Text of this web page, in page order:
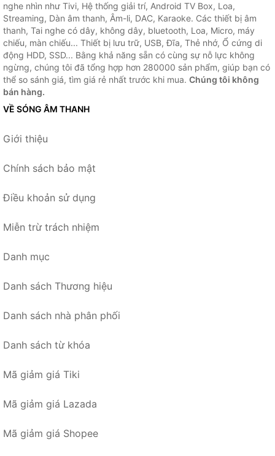
nghe nhìn như Tivi, Hệ thống giải trí, Android TV Box, Loa,
Streaming, Dàn âm thanh, Âm-li, DAC, Karaoke. Các thiết bị âm
thanh, Tai nghe có dây, không dây, bluetooth, Loa, Micro, máy
chiếu, màn chiếu... Thiết bị lưu trữ, USB, Đĩa, Thẻ nhớ, Ổ cứng di
động HDD, SSD... Bằng khả năng sẵn có cùng sự nỗ lực không
ngừng, chúng tôi đã tổng hợp hơn 280000 sản phẩm, giúp bạn có
thể so sánh giá, tìm giá rẻ nhất trước khi mua. Chúng tôi không
bán hàng.
VỀ SÓNG ÂM THANH
Giới thiệu
Chính sách bảo mật
Điều khoản sử dụng
Miễn trừ trách nhiệm
Danh mục
Danh sách Thương hiệu
Danh sách nhà phân phối
Danh sách từ khóa
Mã giảm giá Tiki
Mã giảm giá Lazada
Mã giảm giá Shopee